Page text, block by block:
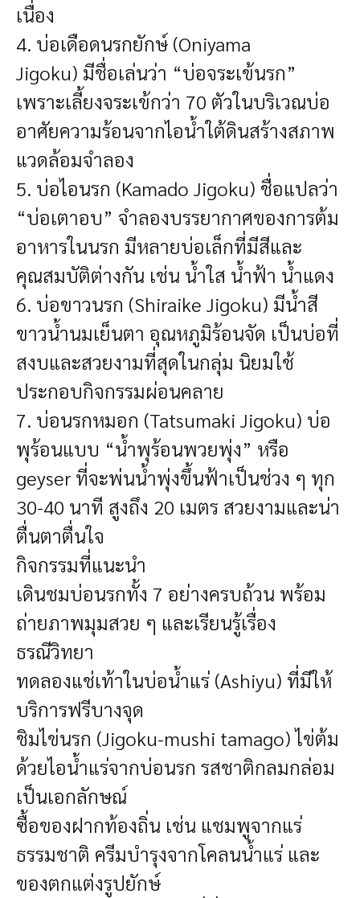
เนื่อง
4. บ่อเดือดนรกยักษ์ (Oniyama
Jigoku) มีชื่อเล่นว่า “บ่อจระเข้นรก”
เพราะเลี้ยงจระเข้กว่า 70 ตัวในบริเวณบ่อ
อาศัยความร้อนจากไอน้ำใต้ดินสร้างสภาพ
แวดล้อมจำลอง
5. บ่อไอนรก (Kamado Jigoku) ชื่อแปลว่า
“บ่อเตาอบ” จำลองบรรยากาศของการต้ม
อาหารในนรก มีหลายบ่อเล็กที่มีสีและ
คุณสมบัติต่างกัน เช่น น้ำใส น้ำฟ้า น้ำแดง
6. บ่อขาวนรก (Shiraike Jigoku) มีน้ำสี
ขาวน้ำนมเย็นตา อุณหภูมิร้อนจัด เป็นบ่อที่
สงบและสวยงามที่สุดในกลุ่ม นิยมใช้
ประกอบกิจกรรมผ่อนคลาย
7. บ่อนรกหมอก (Tatsumaki Jigoku) บ่อ
พุร้อนแบบ “น้ำพุร้อนพวยพุ่ง” หรือ
geyser ที่จะพ่นน้ำพุ่งขึ้นฟ้าเป็นช่วง ๆ ทุก
30-40 นาที สูงถึง 20 เมตร สวยงามและน่า
ตื่นตาตื่นใจ
กิจกรรมที่แนะนำ
เดินชมบ่อนรกทั้ง 7 อย่างครบถ้วน พร้อม
ถ่ายภาพมุมสวย ๆ และเรียนรู้เรื่อง
ธรณีวิทยา
ทดลองแช่เท้าในบ่อน้ำแร่ (Ashiyu) ที่มีให้
บริการฟรีบางจุด
ชิมไข่นรก (Jigoku-mushi tamago) ไข่ต้ม
ด้วยไอน้ำแร่จากบ่อนรก รสชาติกลมกล่อม
เป็นเอกลักษณ์
ซื้อของฝากท้องถิ่น เช่น แชมพูจากแร่
ธรรมชาติ ครีมบำรุงจากโคลนน้ำแร่ และ
ของตกแต่งรูปยักษ์